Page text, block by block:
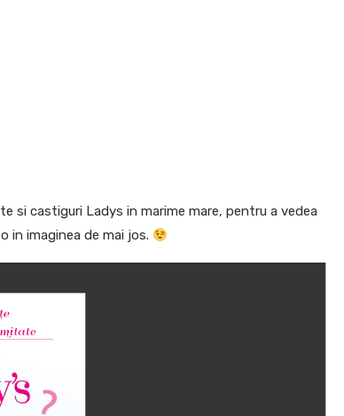
si castiguri Ladys in marime mare, pentru a vedea
in imaginea de mai jos.